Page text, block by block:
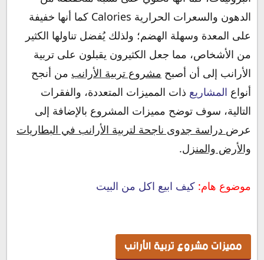
الدهون والسعرات الحرارية Calories كما أنها خفيفة
على المعدة وسهلة الهضم؛ ولذلك يُفضل تناولها الكثير
من الأشخاص، مما جعل الكثيرون يقبلون على تربية
الأرانب إلى أن أصبح مشروع تربية الأرانب من أنجح
أنواع المشاريع ذات المميزات المتعددة، والفقرات
التالية، سوف توضح مميزات المشروع بالإضافة إلى
عرض دراسة جدوى ناجحة لتربية الأرانب في البطاريات
والأرض والمنزل.
موضوع هام: كيف ابيع اكل من البيت
مميزات مشروع تربية الأرانب